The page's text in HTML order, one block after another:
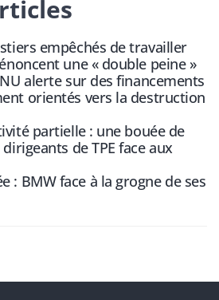
empêchés de travailler
une « double peine »
alerte sur des financements
orientés vers la destruction
partielle : une bouée de
de TPE face aux
: BMW face à la grogne de ses